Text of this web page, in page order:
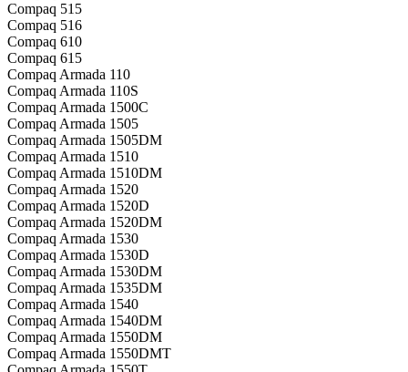
Compaq 515
Compaq 516
Compaq 610
Compaq 615
Compaq Armada 110
Compaq Armada 110S
Compaq Armada 1500C
Compaq Armada 1505
Compaq Armada 1505DM
Compaq Armada 1510
Compaq Armada 1510DM
Compaq Armada 1520
Compaq Armada 1520D
Compaq Armada 1520DM
Compaq Armada 1530
Compaq Armada 1530D
Compaq Armada 1530DM
Compaq Armada 1535DM
Compaq Armada 1540
Compaq Armada 1540DM
Compaq Armada 1550DM
Compaq Armada 1550DMT